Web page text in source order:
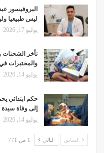
البروفيسور
ليس طبيعيا
يوليو 17, 2026
تأخر الشحنات
والمختبرات
يوليو 14, 2026
حكم ابتدائي
إلى وفاة سيدة
يوليو 14, 2026
السابق التالي 1 من 771